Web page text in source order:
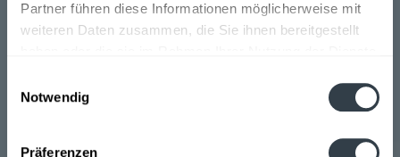
Partner führen diese Informationen möglicherweise mit
weiteren Daten zusammen, die Sie ihnen bereitgestellt
Notwendig
Präferenzen
Sourz wird in den folgenden Regionen, Städten,